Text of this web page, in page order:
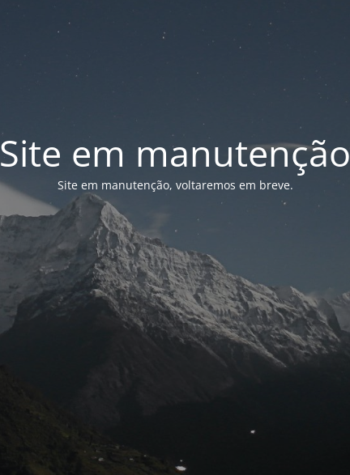
Site em manutenção
Site em manutenção, voltaremos em breve.